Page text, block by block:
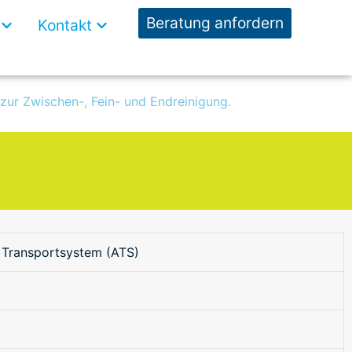
Open Wissen
Kontakt Open KontaktBeratung anfordern
Zwischen-, Fein- und Endreinigung.
(ATS)